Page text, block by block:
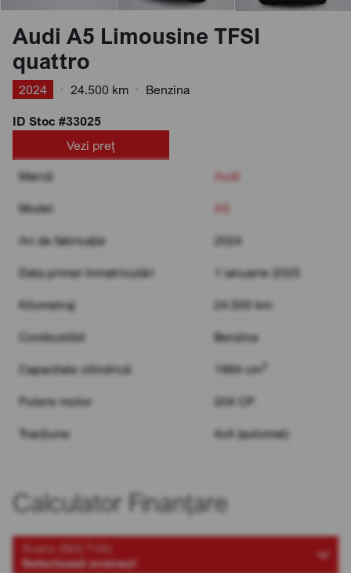
Audi A5 Limousine TFSI
quattro
2024 24.500 km
Benzina
ID Stoc #33025
Vezi preț
Marcă
Audi
Model A5
An de fabricație 2024
Data primei înmatriculări 1 ianuarie 2025
Kilometraj 24.500 km
Combustibil Benzina
Capacitate cilindrică 1984 cm
Putere motor 204 CP
Tracțiune 4x4 (automat)
Calculator Finanțare
Avans (fără TVA)
Selectează avansul